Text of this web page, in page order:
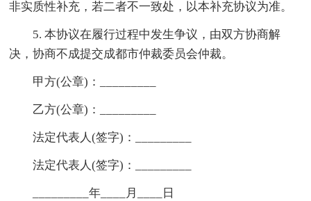
非实质性补充，若二者不一致处，以本补充协议为准。
5. 本协议在履行过程中发生争议，由双方协商解
决，协商不成提交成都市仲裁委员会仲裁。
甲方(公章)：_________
乙方(公章)：_________
法定代表人(签字)：_________
法定代表人(签字)：_________
_________年____月____日